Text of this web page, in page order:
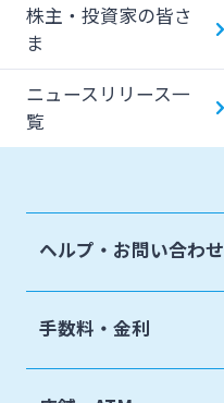
株主・投資家の皆さ
ま
ニュースリリース一
覧
ヘルプ・お問い合わせ
手数料・金利